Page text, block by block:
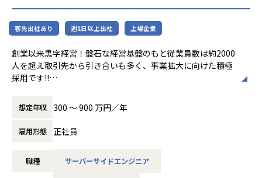
★定期的な技術者面談を実施
1ヵ月半～2ヵ月に1度のペースで営業担当による技術者へ
の定期面談を実施。
不満・不安をヒアリングすると同時に、自分が歩んでいき
たいキャリアを共有し、スキルの向上とモチベーションの維
★リーダーによるフォロー
ができる体制を整えています。
有を行っております。
客先出社あり 週1日以上出社 上場企業
創業以来黒字経営！盤石な経営基盤のもと従業員数は約2000
人を超え取引先から引き合いも多く、事業拡大に向けた積極
採用です!!
ご志向／ご希望に応じて、プロジェクトを決定しますので、
是非面接でお話しください！
◆取引業界
想定年収 300 〜 900 万円／年
雇用形態 正社員
職種 サーバーサイドエンジニア